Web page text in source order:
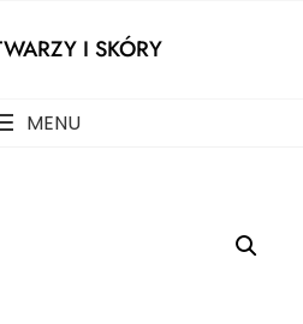
I SKÓRY
MENU